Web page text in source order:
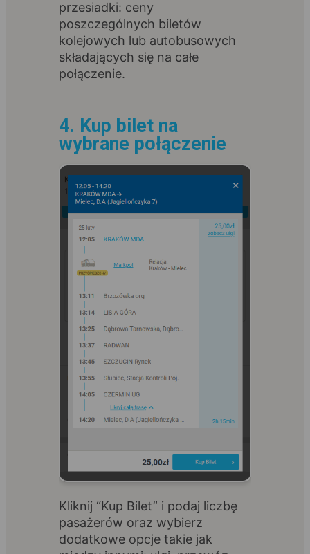
przesiadki: ceny
poszczególnych biletów
kolejowych lub autobusowych
składających się na całe
połączenie.
4. Kup bilet na
wybrane połączenie
Kliknij “Kup Bilet” i podaj liczbę
pasażerów oraz wybierz
dodatkowe opcje takie jak